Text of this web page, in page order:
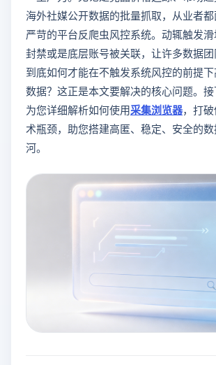
海外社媒公开数据的批量抓取，从业者
严苛的平台反爬虫风控系统。动辄触发
封禁或是底层账号被关联，让许多数据团
到底如何才能在不触发系统风控的前提
数据？这正是本文要解决的核心问题。
为您详细解析如何使用采集浏览器，打
术瓶颈，助您搭建高匿、稳定、安全的
河。